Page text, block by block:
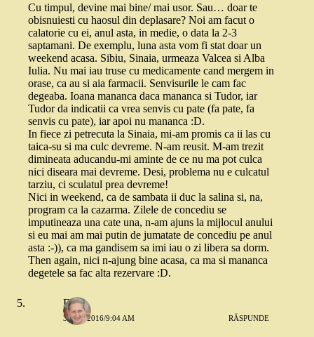
Cu timpul, devine mai bine/ mai usor. Sau… doar te
obisnuiesti cu haosul din deplasare? Noi am facut o
calatorie cu ei, anul asta, in medie, o data la 2-3
saptamani. De exemplu, luna asta vom fi stat doar un
weekend acasa. Sibiu, Sinaia, urmeaza Valcea si Alba
Iulia. Nu mai iau truse cu medicamente cand mergem in
orase, ca au si aia farmacii. Senvisurile le cam fac
degeaba. Ioana mananca daca mananca si Tudor, iar
Tudor da indicatii ca vrea senvis cu pate (fa pate, fa
senvis cu pate), iar apoi nu mananca :D.
In fiece zi petrecuta la Sinaia, mi-am promis ca ii las cu
taica-su si ma culc devreme. N-am reusit. M-am trezit
dimineata aducandu-mi aminte de ce nu ma pot culca
nici diseara mai devreme. Desi, problema nu e culcatul
tarziu, ci sculatul prea devreme!
Nici in weekend, ca de sambata ii duc la salina si, na,
program ca la cazarma. Zilele de concediu se
imputineaza una cate una, n-am ajuns la mijlocul anului
si eu mai am mai putin de jumatate de concediu pe anul
asta :-)), ca ma gandisem sa imi iau o zi libera sa dorm.
Then again, nici n-ajung bine acasa, ca ma si mananca
degetele sa fac alta rezervare :D.
Eliza
3 MAI 2016/9:04 AM RĂSPUNDE